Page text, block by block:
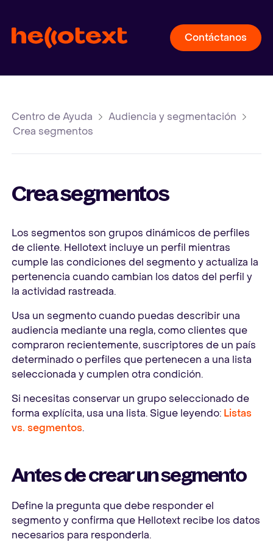
Contáctanos
Centro de Ayuda
Audiencia y segmentación
Crea segmentos
Crea segmentos
Los segmentos son grupos dinámicos de perfiles
de cliente. Hellotext incluye un perfil mientras
cumple las condiciones del segmento y actualiza la
pertenencia cuando cambian los datos del perfil y
la actividad rastreada.
Usa un segmento cuando puedas describir una
audiencia mediante una regla, como clientes que
compraron recientemente, suscriptores de un país
determinado o perfiles que pertenecen a una lista
seleccionada y cumplen otra condición.
Si necesitas conservar un grupo seleccionado de
forma explícita, usa una lista. Sigue leyendo: Listas
vs. segmentos.
Antes de crear un segmento
Define la pregunta que debe responder el
segmento y confirma que Hellotext recibe los datos
necesarios para responderla.